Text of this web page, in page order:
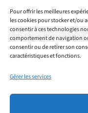
Pour offrir les meilleures
les cookies pour stocker et/ou
consentir à ces technologies
comportement de navigation
consentir ou de retirer son
caractéristiques et fonctions.
Gérer les services
Contact